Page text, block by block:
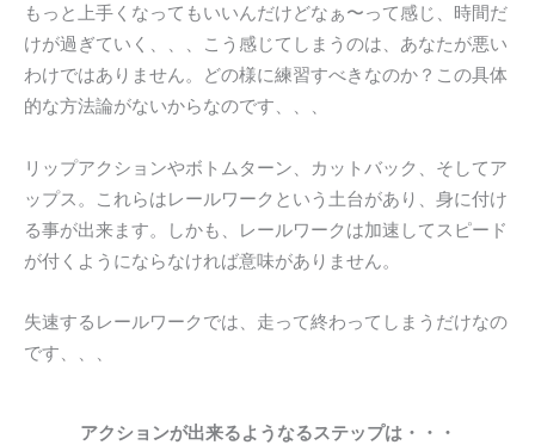
もっと上手くなってもいいんだけどなぁ〜って感じ、時間だ
けが過ぎていく、、、こう感じてしまうのは、あなたが悪い
わけではありません。どの様に練習すべきなのか？この具体
的な方法論がないからなのです、、、
リップアクションやボトムターン、カットバック、そしてア
ップス。これらはレールワークという土台があり、身に付け
る事が出来ます。しかも、レールワークは加速してスピード
が付くようにならなければ意味がありません。
失速するレールワークでは、走って終わってしまうだけなの
です、、、
アクションが出来るようなるステップは・・・